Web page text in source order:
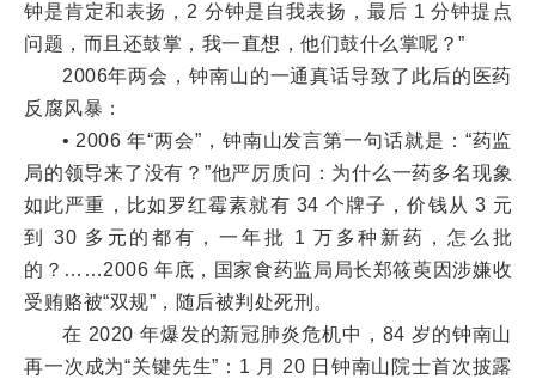
钟是肯定和表扬，2 分钟是自我表扬，最后 1 分钟提点
问题，而且还鼓掌，我一直想，他们鼓什么掌呢？”
2006年两会，钟南山的一通真话导致了此后的医药
反腐风暴：
• 2006 年“两会”，钟南山发言第一句话就是：“药监
局的领导来了没有？”他严厉质问：为什么一药多名现象
如此严重，比如罗红霉素就有 34 个牌子，价钱从 3 元
到 30 多元的都有，一年批 1 万多种新药，怎么批
的？……2006 年底，国家食药监局局长郑筱萸因涉嫌收
受贿赂被“双规”，随后被判处死刑。
在 2020 年爆发的新冠肺炎危机中，84 岁的钟南山
再一次成为“关键先生”：1 月 20 日钟南山院士首次披露